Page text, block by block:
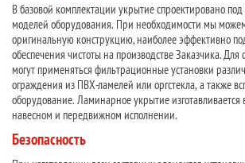
В базовой комплектации укрытие спроектировано
моделей оборудования. При необходимости мы
оригинальную конструкцию, наиболее эффективно
обеспечения чистоты на производстве Заказчика.
могут применяться фильтрационные установки
ограждения из ПВХ-ламелей или оргстекла, а также
оборудование. Ламинарное укрытие
навесном и передвижном исполнении.
Безопасность